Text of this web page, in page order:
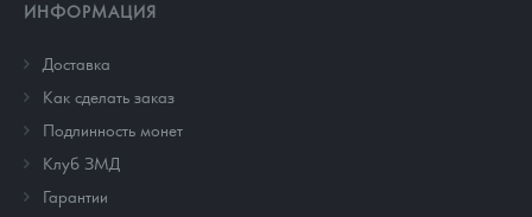
ИНФОРМАЦИЯ
Доставка
Как сделать заказ
Подлинность монет
Клуб ЗМД
Гарантии